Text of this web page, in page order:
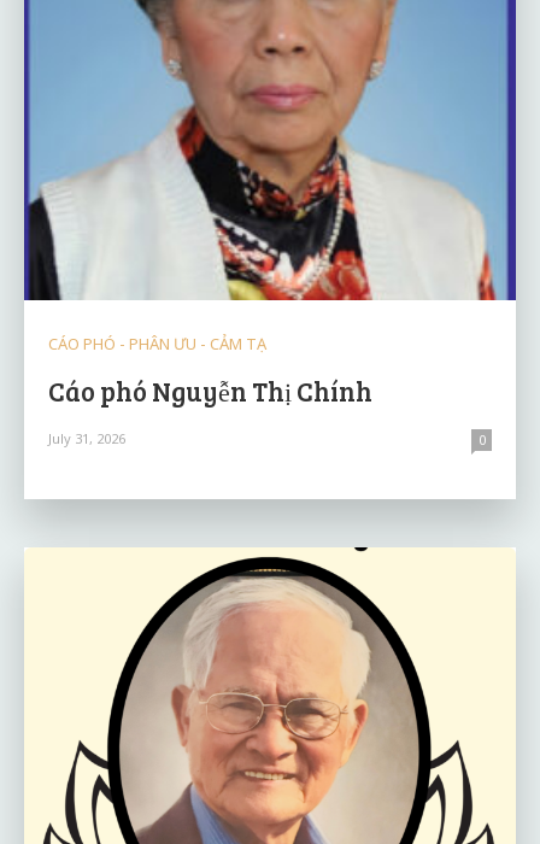
CÁO PHÓ - PHÂN ƯU - CẢM TẠ
Cáo phó Nguyễn Thị Chính
July 31, 2026 0